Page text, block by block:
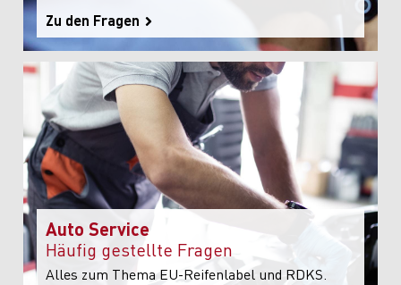
Zu den Fragen
Auto Service
Häufig gestellte Fragen
Alles zum Thema EU-Reifenlabel und RDKS.